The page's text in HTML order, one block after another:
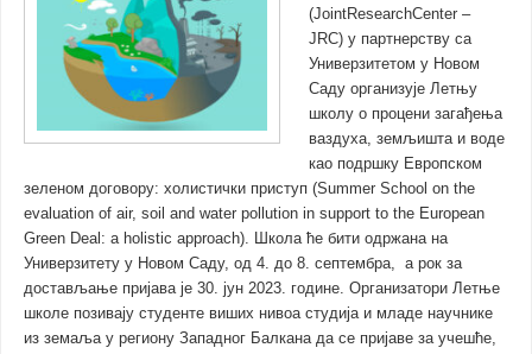
(JointResearchCenter –
JRC) у партнерству са
Универзитетом у Новом
Саду организује Летњу
школу о процени загађења
ваздуха, земљишта и воде
као подршку Европском
зеленом договору: холистички приступ (Summer School on the
evaluation of air, soil and water pollution in support to the European
Green Deal: a holistic approach). Школа ће бити одржана на
Универзитету у Новом Саду, од 4. до 8. септембра, а рок за
достављање пријава је 30. јун 2023. године. Организатори Летње
школе позивају студенте виших нивоа студија и младе научнике
из земаља у региону Западног Балкана да се пријаве за учешће,